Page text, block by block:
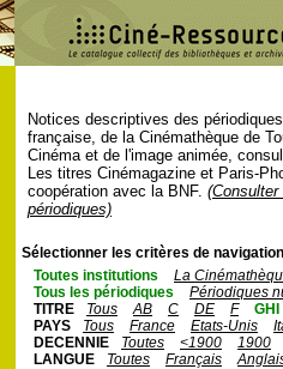
Notices descriptives des
française, de la Cinémathèque de
Cinéma et de l'image animée,
Les titres Cinémagazine et Paris-
coopération avec la BNF.
périodiques)
Sélectionner les critères de
Toutes institutions
La
Tous les périodiques
Périodiques
TITRE
Tous AB C DE F
GHI
PAYS
Tous France Etats-Unis
DECENNIE
Toutes <1900
1900
LANGUE
Toutes Français